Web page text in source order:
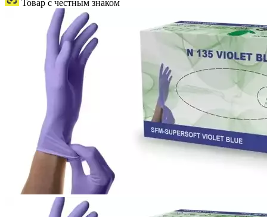
Товар с честным знаком